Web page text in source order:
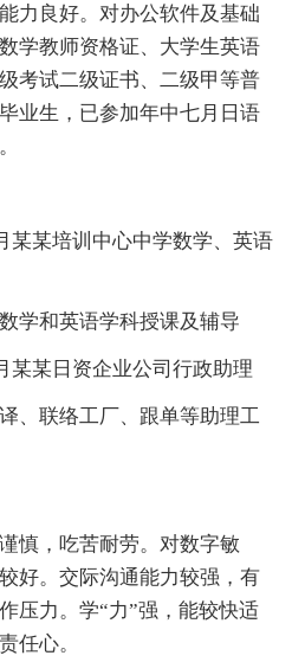
力良好。对办公软件及基础
学教师资格证、大学生英语
考试二级证书、二级甲等普
业生，已参加年中七月日语
某某培训中心中学数学、英语
学和英语学科授课及辅导
某某日资企业公司行政助理
、联络工厂、跟单等助理工
慎，吃苦耐劳。对数字敏
好。交际沟通能力较强，有
压力。学“力”强，能较快适
任心。